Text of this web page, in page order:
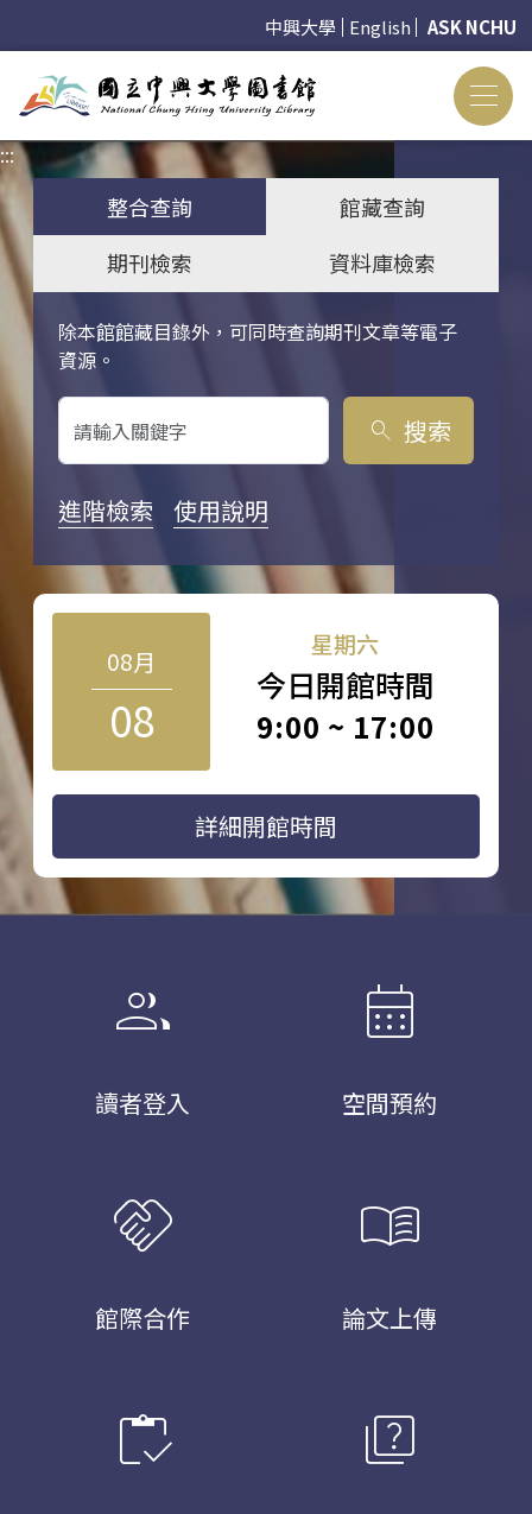
中興大學 English ASK NCHU
:::
整合查詢
館藏查詢
期刊檢索
資料庫檢索
除本館館藏目錄外，可同時查詢期刊文章等電子
資源。
關鍵字搜尋
search 搜索
進階檢索 使用說明
08月
08
星期六
今日開館時間
9:00 ~ 17:00
詳細開館時間
group
讀者登入
calendar_month
空間預約
handshake
館際合作
menu_book
論文上傳
inventory quiz